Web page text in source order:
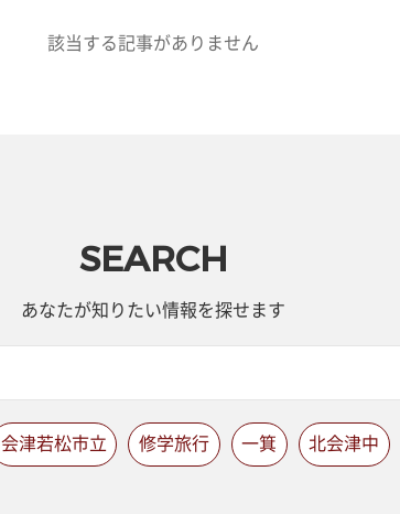
該当する記事がありません
SEARCH
あなたが知りたい情報を探せます
会津若松市立 修学旅行 一箕 北会津中